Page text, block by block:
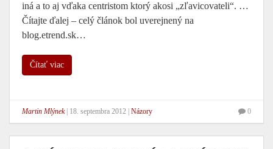
iná a to aj vďaka centristom ktorý akosi „zľavicovateli“. …
Čítajte ďalej – celý článok bol uverejnený na
blog.etrend.sk…
Čítať viac
Martin Mlýnek| 18. septembra 2012 Názory 0